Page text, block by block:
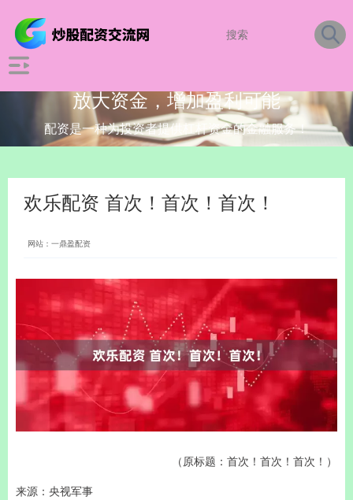
放大资金，增加盈利可能
配资是一种为投资者提供杠杆资金的金融服务！
欢乐配资 首次！首次！首次！
网站：一鼎盈配资
（原标题：首次！首次！首次！）
来源：央视军事